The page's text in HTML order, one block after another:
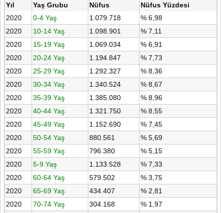
Yıl Yaş Grubu Nüfus
Nüfus Yüzdesi
2020
0-4 Yaş 1.079.718
% 6,98
2020
10-14 Yaş 1.098.901
% 7,11
2020
15-19 Yaş 1.069.034
% 6,91
2020
20-24 Yaş 1.194.847
% 7,73
2020
25-29 Yaş 1.292.327
% 8,36
2020
30-34 Yaş 1.340.524
% 8,67
2020
35-39 Yaş 1.385.080
% 8,96
2020
40-44 Yaş 1.321.750
% 8,55
2020
45-49 Yaş 1.152.690
% 7,45
2020
50-54 Yaş 880.561
% 5,69
2020
55-59 Yaş 796.380
% 5,15
2020
5-9 Yaş 1.133.528
% 7,33
2020
60-64 Yaş 579.502
% 3,75
2020
65-69 Yaş 434.407
% 2,81
2020
70-74 Yaş 304.168 % 1,97